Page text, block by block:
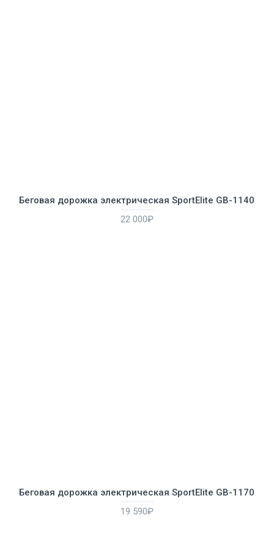
Беговая дорожка электрическая SportElite GB-1140
22 000₽
Беговая дорожка электрическая SportElite GB-1170
19 590₽